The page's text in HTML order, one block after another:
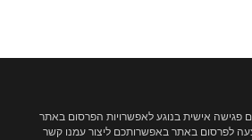
אישית בנוגע לאפשרויות הפרסום באתר
לפרסום באתר באפשרותכם ליצור עמנו קשר